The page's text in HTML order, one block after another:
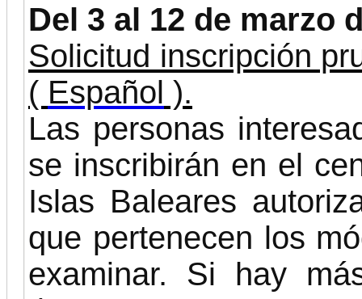
Del 3 al 12 de marzo
Solicitud inscripción
( Español ).
Las personas
se inscribirán en el
Islas Baleares
que pertenecen los
examinar. Si hay